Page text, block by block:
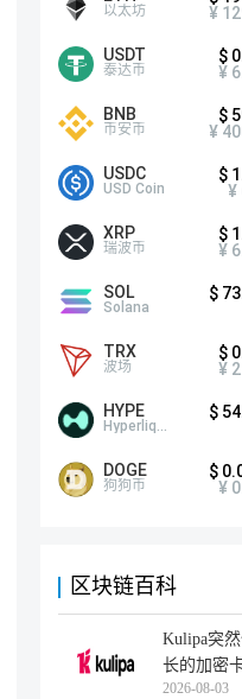
以太坊
¥
USDT
泰达币
$
¥
BNB
币安币
$
¥
USDC
USD Coin
$
¥
XRP
瑞波币
$
¥
SOL
Solana
$
TRX
波场
$
¥
HYPE
Hyperliquid
$
DOGE
狗狗币
$
¥
区块链百科
Kulipa突
长的加密
2026-08-03